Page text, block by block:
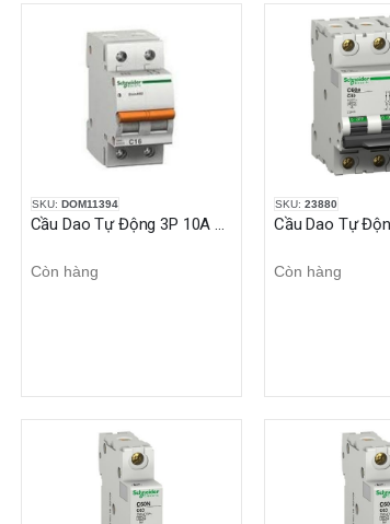
SKU: DOM11394
Cầu Dao Tự Động 3P 10A C 4.5kA Domae
Còn hàng
SKU: 23880
Còn hàng